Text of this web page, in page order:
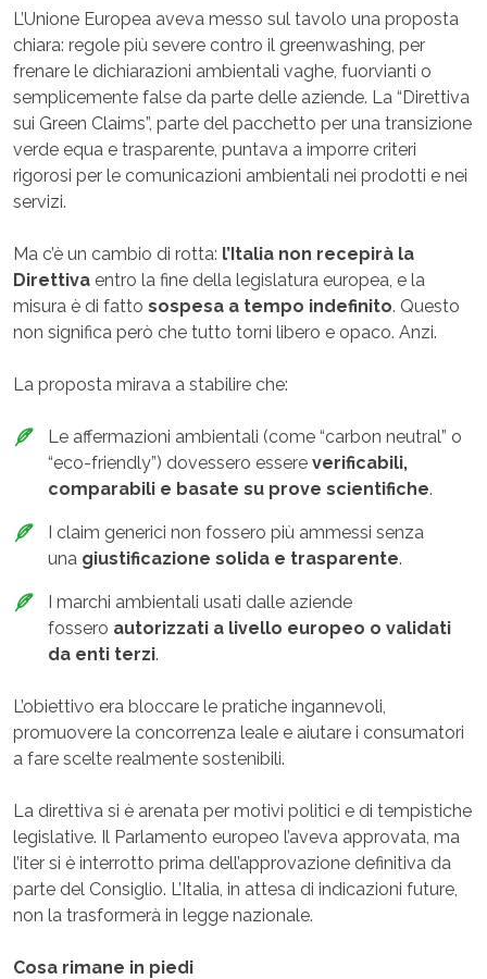
L’Unione Europea aveva messo sul tavolo una proposta
chiara: regole più severe contro il greenwashing, per
frenare le dichiarazioni ambientali vaghe, fuorvianti o
semplicemente false da parte delle aziende. La “Direttiva
sui Green Claims”, parte del pacchetto per una transizione
verde equa e trasparente, puntava a imporre criteri
rigorosi per le comunicazioni ambientali nei prodotti e nei
servizi.
Ma c’è un cambio di rotta: l’Italia non recepirà la
Direttiva entro la fine della legislatura europea, e la
misura è di fatto sospesa a tempo indefinito. Questo
non significa però che tutto torni libero e opaco. Anzi.
La proposta mirava a stabilire che:
Le affermazioni ambientali (come “carbon neutral” o
“eco-friendly”) dovessero essere verificabili,
comparabili e basate su prove scientifiche.
I claim generici non fossero più ammessi senza
una giustificazione solida e trasparente.
I marchi ambientali usati dalle aziende
fossero autorizzati a livello europeo o validati
da enti terzi.
L’obiettivo era bloccare le pratiche ingannevoli,
promuovere la concorrenza leale e aiutare i consumatori
a fare scelte realmente sostenibili.
La direttiva si è arenata per motivi politici e di tempistiche
legislative. Il Parlamento europeo l’aveva approvata, ma
l’iter si è interrotto prima dell’approvazione definitiva da
parte del Consiglio. L’Italia, in attesa di indicazioni future,
non la trasformerà in legge nazionale.
Cosa rimane in piedi